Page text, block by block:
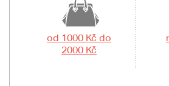
od 1000 Kč do
2000 Kč